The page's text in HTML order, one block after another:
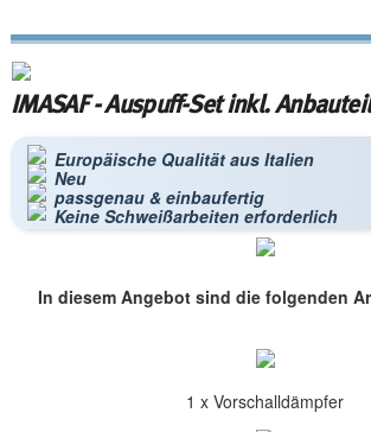
IMASAF - Auspuff-Set inkl.
Europäische Qualität aus Italien
Neu
passgenau & einbaufertig
Keine Schweißarbeiten erforderlich
In diesem Angebot sind die folgenden
1 x Vorschalldämpfer